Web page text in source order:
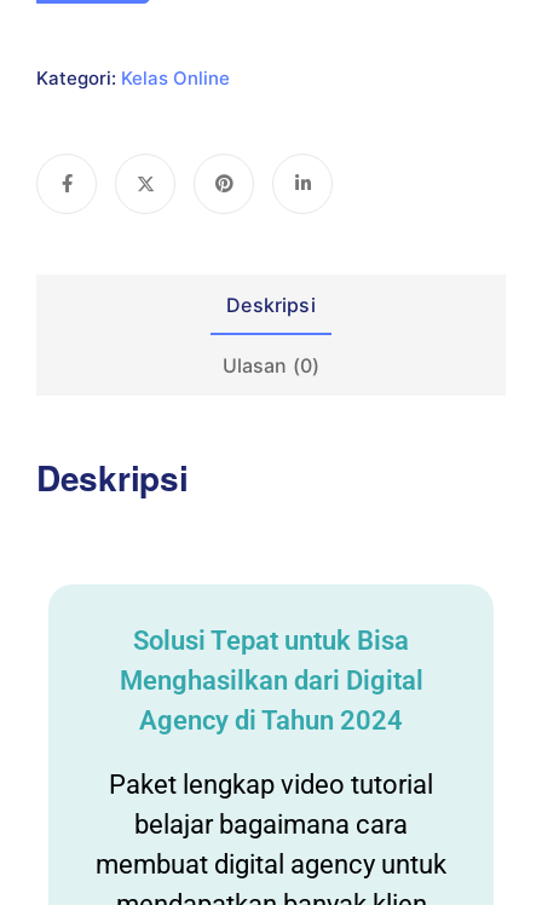
Kategori: Kelas Online
Deskripsi
Ulasan (0)
Deskripsi
Solusi Tepat untuk Bisa
Menghasilkan dari Digital
Agency di Tahun 2024
Paket lengkap video tutorial
belajar bagaimana cara
membuat digital agency untuk